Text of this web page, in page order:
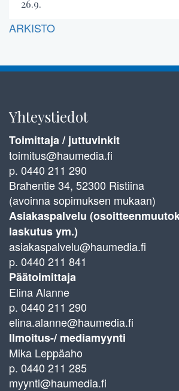
26.9.
ARKISTO
Yhteystiedot
Toimittaja / juttuvinkit
toimitus@haumedia.fi
p. 0440 211 290
Brahentie 34, 52300 Ristiina
(avoinna sopimuksen mukaan)
Asiakaspalvelu
laskutus ym.)
asiakaspalvelu@haumedia.fi
p. 0440 211 841
Päätoimittaja
Elina Alanne
p. 0440 211 290
elina.alanne@haumedia.fi
Ilmoitus-/ mediamyynti
Mika Leppäaho
p. 0440 211 285
myynti@haumedia.fi